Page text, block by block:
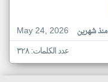
May 24, 2026
منذ شهرين
عدد الكلمات: ٣٢٨